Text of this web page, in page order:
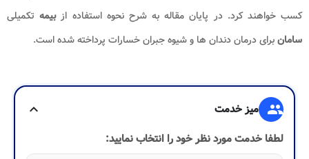
کسب خواهند کرد. در پایان مقاله به شرح نحوه استفاده ازبیمه تکمیلی
سامانبرای درمان دندان ها و شیوه جبران خسارات پرداخته شده است.
group میز خدمت
expand_more
لطفا خدمت مورد نظر خود را انتخاب نمایید: